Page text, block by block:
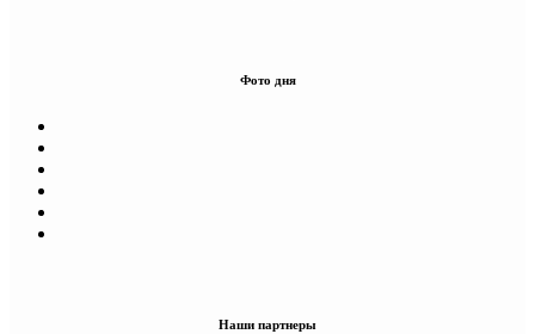
Фото дня
Наши партнеры